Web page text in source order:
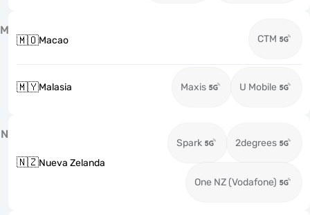
M
🇲🇴Macao CTM
🇲🇾Malasia Maxis U Mobile
N
🇳🇿Nueva Zelanda
Spark 2degrees
One NZ (Vodafone)